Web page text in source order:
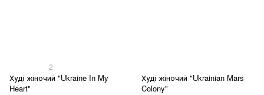
2
Худі жіночий "Ukraine In My
Heart"
Худі жіночий "Ukrainian Mars
Colony"